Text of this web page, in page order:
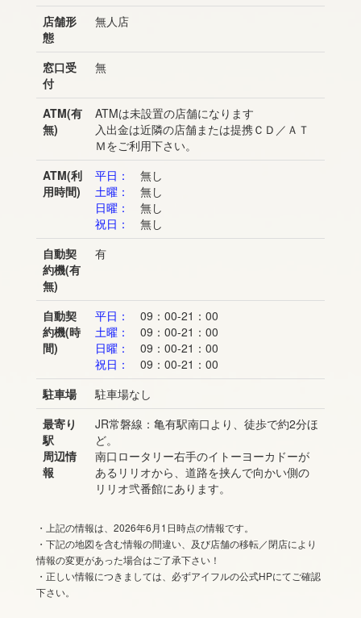
店舗形
態
無人店
窓口受
付
無
ATM(有
無)
ATMは未設置の店舗になります
入出金は近隣の店舗または提携ＣＤ／ＡＴ
Ｍをご利用下さい。
ATM(利
用時間)
平日：
無し
土曜：
無し
日曜：
無し
祝日：
無し
自動契
約機(有
無)
有
自動契
約機(時
間)
平日：
09：00-21：00
土曜：
09：00-21：00
日曜：
09：00-21：00
祝日：
09：00-21：00
駐車場
駐車場なし
最寄り
駅
周辺情
報
JR常磐線：亀有駅南口より、徒歩で約2分ほ
ど。
南口ロータリー右手のイトーヨーカドーが
あるリリオから、道路を挟んで向かい側の
リリオ弐番館にあります。
・上記の情報は、2026年6月1日時点の情報です。
・下記の地図を含む情報の間違い、及び店舗の移転／閉店により
情報の変更があった場合はご了承下さい！
・正しい情報につきましては、必ずアイフルの公式HPにてご確認
下さい。